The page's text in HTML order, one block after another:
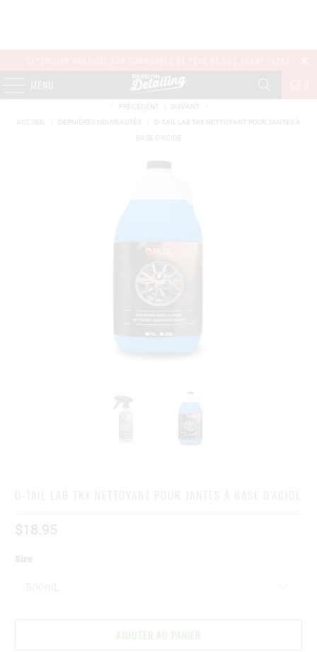
PRÉCÉDENT
SUIVANT
ACCUEIL
DERNIÈRES NOUVEAUTÉS
D-TAIL LAB TKX NETTOYANT POUR JANTES À
BASE D'ACIDE
D-TAIL LAB TKX NETTOYANT POUR JANTES À BASE D'ACIDE
$18.95
Size
AJOUTER AU PANIER